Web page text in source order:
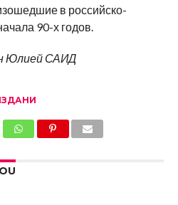
в российско-
90-х годов.
Юлией САИД